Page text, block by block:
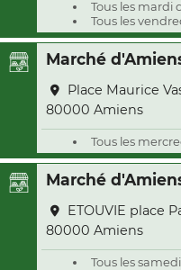
Tous les mardi
Tous les
Marché
Place Maurice
80000 Amiens
Tous les
Marché
ETOUVIE place
80000 Amiens
Tous les